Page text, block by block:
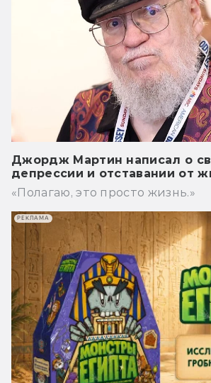
Джордж Мартин написал о
депрессии и отставании от
«Полагаю, это просто жизнь.»
РЕКЛАМА